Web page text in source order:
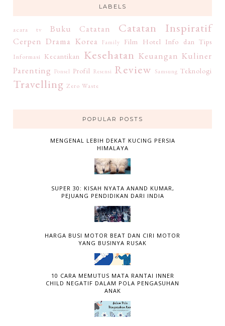
LABELS
acara tv Buku Catatan Catatan Inspiratif
Cerpen Drama Korea Family Film Hotel Info dan Tips
Informasi Kecantikan Kesehatan Keuangan Kuliner
Parenting Ponsel Profil Resensi Review Samsung Teknologi
Travelling Zero Waste
POPULAR POSTS
MENGENAL LEBIH DEKAT KUCING PERSIA
HIMALAYA
SUPER 30: KISAH NYATA ANAND KUMAR,
PEJUANG PENDIDIKAN DARI INDIA
HARGA BUSI MOTOR BEAT DAN CIRI MOTOR
YANG BUSINYA RUSAK
10 CARA MEMUTUS MATA RANTAI INNER
CHILD NEGATIF DALAM POLA PENGASUHAN
ANAK